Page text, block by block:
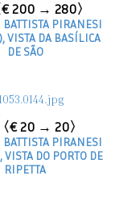
€ 200 → 280〉
PIRANESI
VISTA DA BASÍLICA
DE SÃO
〈€ 20 → 20〉
PIRANESI
VISTA DO PORTO DE
RIPETTA